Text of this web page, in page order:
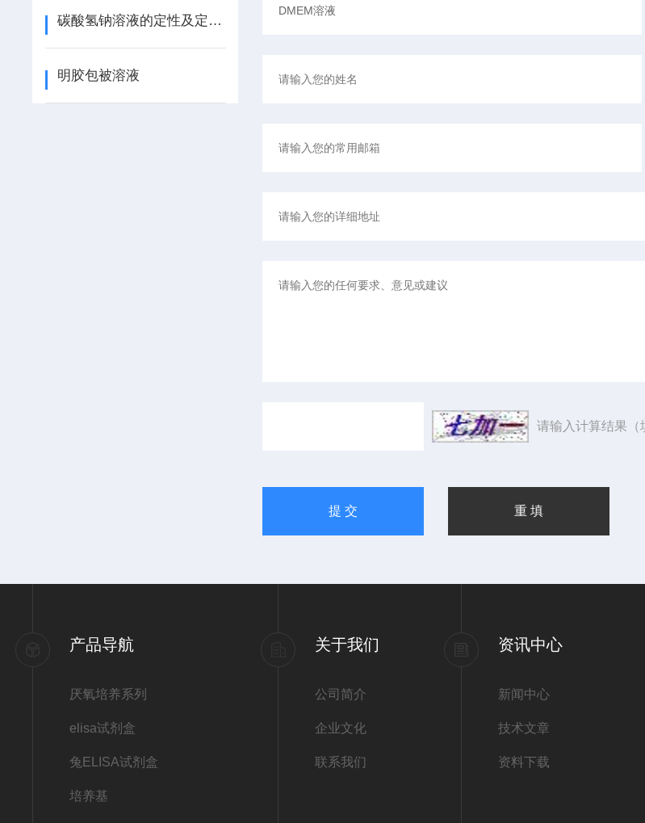
请输入计算结果（
碳酸氢钠溶液的定性及定量分析过程
明胶包被溶液
产品导航
厌氧培养系列
elisa试剂盒
兔ELISA试剂盒
培养基
关于我们
公司简介
企业文化
联系我们
资讯中心
新闻中心
技术文章
资料下载